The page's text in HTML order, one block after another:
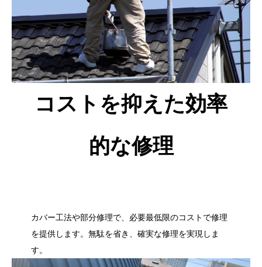
コストを抑えた効率
的な修理
カバー工法や部分修理で、必要最低限のコストで修理
を提供します。無駄を省き、確実な修理を実現しま
す。